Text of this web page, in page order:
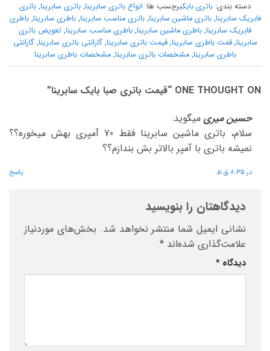
دسته بندی: باتری بایکبرچسب ها: انواع باتری سابرینا, باتری سابرینا, باتری
فابریک سابرینا,باتری ماشین سابرینا,باتری مناسب سابرینا,باطری سابرینا,باطری
فابریک سابرینا, باطری ماشین سابرینا, باطری مناسب سابرینا, تعویض باتری
سابرینا,قمت باطری سابرینا,قیمت باتری سابرینا,گارانتی باتری سابرینا,گارانتی
باطری سابرینا,مشخصات باتری سابرینا,مشخصات باطری سابرینا
ONE THOUGHT ON “ قیمت باتری صبا بایک سابرینا”
حسین میری میگوید:
سلام، باتری ماشین سابرینا فقط 70 آمپری بهش میخوره؟؟
نمیشه باتری با آمپر بالاتر بش بندازم؟؟
در 8:35 ق.ظ پاسخ
دیدگاهتان را بنویسید
نشانی ایمیل شما منتشر نخواهد شد. بخش‌های موردنیاز
علامت‌گذاری شده‌اند *
دیدگاه *